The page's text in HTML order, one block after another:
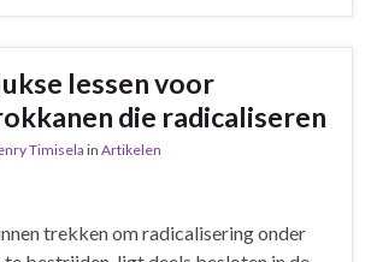
lessen voor
die radicaliseren
Timiselain Artikelen
trekken om radicalisering onder